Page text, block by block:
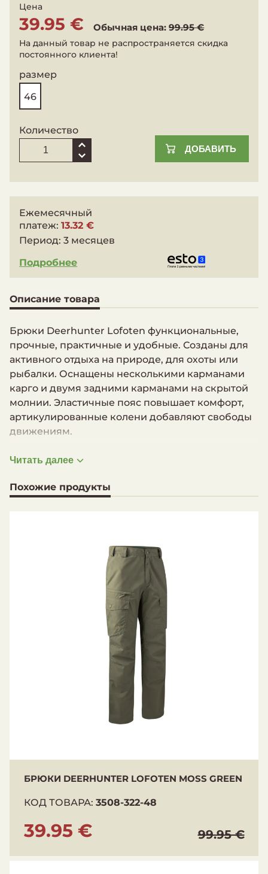
Цена
39.95 € Обычная цена:99.95 €
На данный товар не распространяется скидка
постоянного клиента!
размер
46
Количество
ДОБАВИТЬ
Ежемесячный
платеж:13.32 €
Период:3 месяцев
Подробнее
Описание товара
Брюки Deerhunter Lofoten функциональные,
прочные, практичные и удобные. Созданы для
активного отдыха на природе, для охоты или
рыбалки. Оснащены несколькими карманами
карго и двумя задними карманами на скрытой
молнии. Эластичные пояс повышает комфорт,
артикулированные колени добавляют свободы
движениям.
Два кармана спереди
На правом бедре карман на скрытой
В правом набедренном кармане карман для
Артикулированные колени
Материал: 65% полиэстер / 35% хлопок
Таблица размеров
Читать далее
Похожие продукты
БРЮКИ DEERHUNTER LOFOTEN MOSS GREEN
КОД ТОВАРА: 3508-322-48
39.95 € 99.95 €